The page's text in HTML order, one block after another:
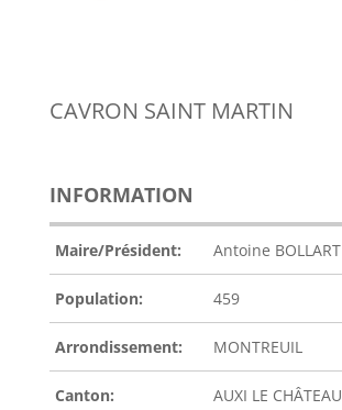
CAVRON SAINT MARTIN
INFORMATION
Maire/Président: Antoine BOLLART
Population: 459
Arrondissement: MONTREUIL
Canton: AUXI LE CHÂTEAU